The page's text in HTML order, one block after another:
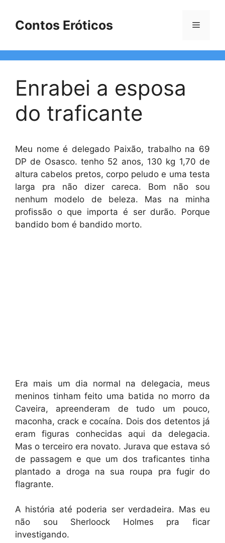
Contos Eróticos Menu
Enrabei a esposa
do traficante
Meu nome é delegado Paixão, trabalho na 69
DP de Osasco. tenho 52 anos, 130 kg 1,70 de
altura cabelos pretos, corpo peludo e uma testa
larga pra não dizer careca. Bom não sou
nenhum modelo de beleza. Mas na minha
profissão o que importa é ser durão. Porque
bandido bom é bandido morto.
Era mais um dia normal na delegacia, meus
meninos tinham feito uma batida no morro da
Caveira, apreenderam de tudo um pouco,
maconha, crack e cocaína. Dois dos detentos já
eram figuras conhecidas aqui da delegacia.
Mas o terceiro era novato. Jurava que estava só
de passagem e que um dos traficantes tinha
plantado a droga na sua roupa pra fugir do
flagrante.
A história até poderia ser verdadeira. Mas eu
não sou Sherloock Holmes pra ficar
investigando.